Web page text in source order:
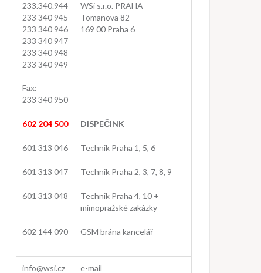
233.340.944
233 340 945
233 340 946
233 340 947
233 340 948
233 340 949
Fax:
233 340 950
WSi s.r.o. PRAHA
Tomanova 82
169 00 Praha 6
602 204 500 DISPEČINK
601 313 046 Technik Praha 1, 5, 6
601 313 047 Technik Praha 2, 3, 7, 8, 9
601 313 048
Technik Praha 4, 10 +
mimopražské zakázky
602 144 090 GSM brána kancelář
info@wsi.cz e-mail